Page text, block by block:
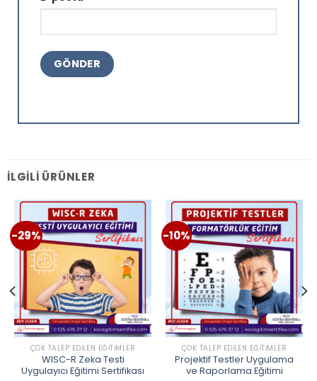
İLGILI ÜRÜNLER
-29%
ÇOK TALEP EDILEN EĞITIMLER
WISC-R Zeka Testi
Uygulayıcı Eğitimi Sertifikası
-10%
ÇOK TALEP EDILEN EĞITIMLER
Projektif Testler Uygulama
ve Raporlama Eğitimi